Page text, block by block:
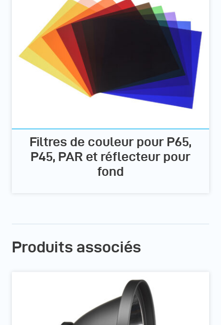
Filtres de couleur pour P65,
P45, PAR et réflecteur pour
fond
Produits associés